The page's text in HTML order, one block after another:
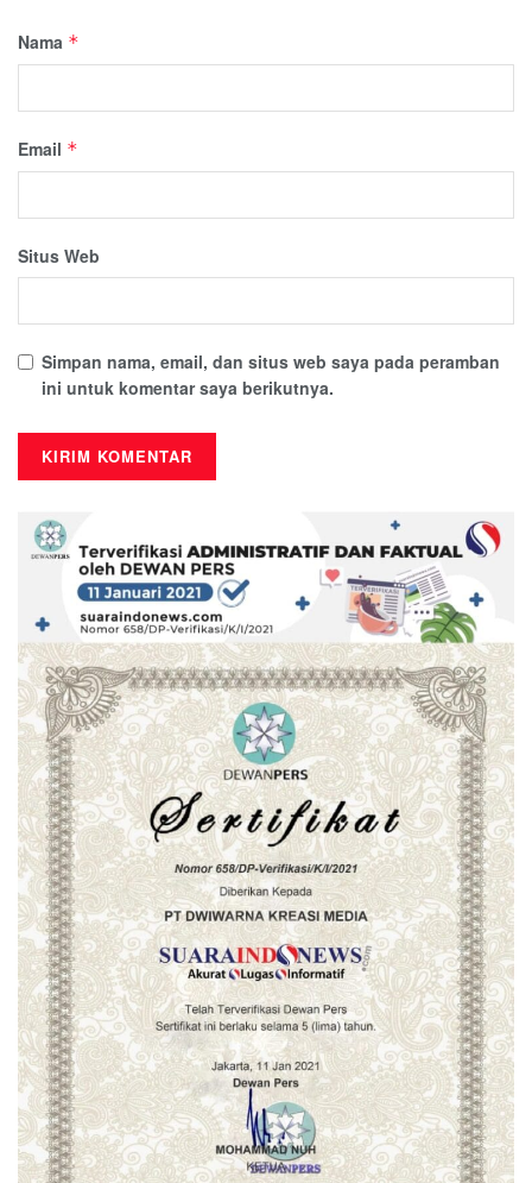
Nama *
Email *
Situs Web
Simpan nama, email, dan situs web saya pada peramban
ini untuk komentar saya berikutnya.